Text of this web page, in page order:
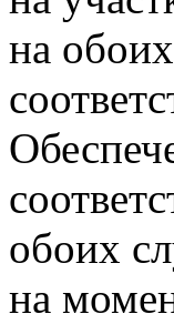
на
обоих
на